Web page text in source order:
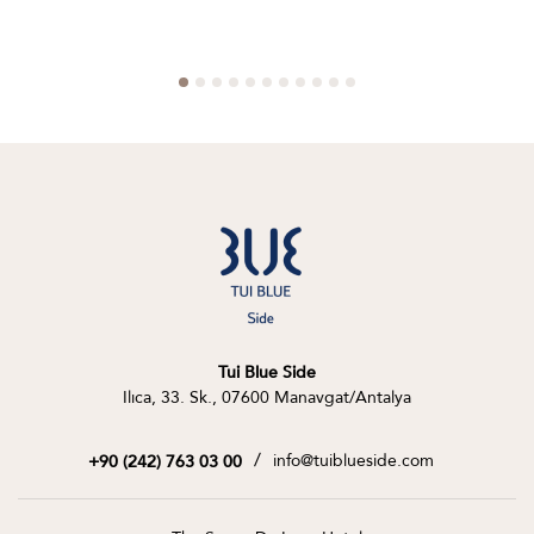
Tui Blue Side
Ilıca, 33. Sk., 07600 Manavgat/Antalya
+90 (242) 763 03 00 / info@tuiblueside.com